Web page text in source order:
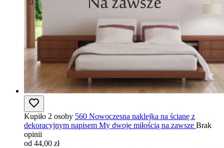
Kupiło 2 osoby 560 Nowoczesna naklejka na ścianę z
dekoracyjnym napisem My dwoje miłością na zawsze Brak
opinii
od 44,00 zł